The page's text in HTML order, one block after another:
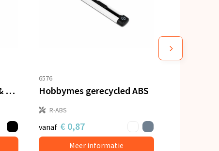
Hobby Messen Metaal & ABS
6576
Hobbymes gerecycled ABS
R-ABS
vanaf € 0,87
Meer informatie